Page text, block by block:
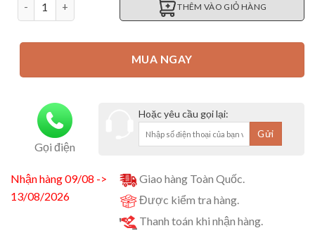
THÊM VÀO GIỎ HÀNG
MUA NGAY
Gọi điện
Hoặc yêu cầu gọi lại:
Nhận hàng 09/08 ->
13/08/2026
Giao hàng Toàn Quốc.
Được kiểm tra hàng.
Thanh toán khi nhận hàng.